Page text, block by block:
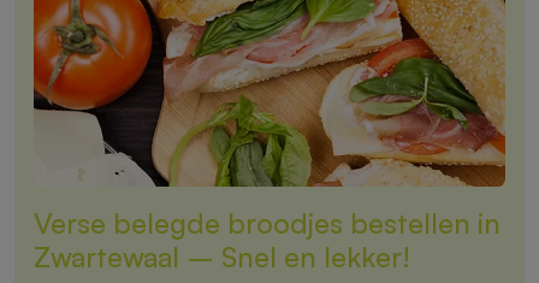
Verse belegde broodjes bestellen in
Zwartewaal – Snel en lekker!